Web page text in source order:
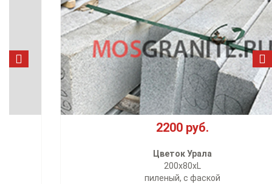
2200 руб.
Цветок Урала
пиленый, с фаской